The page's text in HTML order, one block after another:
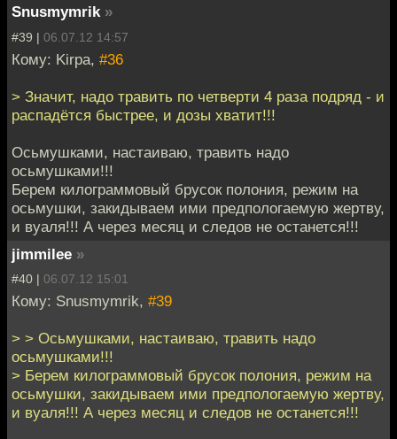
Snusmymrik »
#39 | 06.07.12 14:57
Кому: Kirpa, #36
> Значит, надо травить по четверти 4 раза подряд - и
распадётся быстрее, и дозы хватит!!!
Осьмушками, настаиваю, травить надо
осьмушками!!!
Берем килограммовый брусок полония, режим на
осьмушки, закидываем ими предпологаемую жертву,
и вуаля!!! А через месяц и следов не останется!!!
jimmilee »
#40 | 06.07.12 15:01
Кому: Snusmymrik, #39
> > Осьмушками, настаиваю, травить надо
осьмушками!!!
> Берем килограммовый брусок полония, режим на
осьмушки, закидываем ими предпологаемую жертву,
и вуаля!!! А через месяц и следов не останется!!!